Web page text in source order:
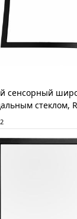
сенсорный
стеклом,